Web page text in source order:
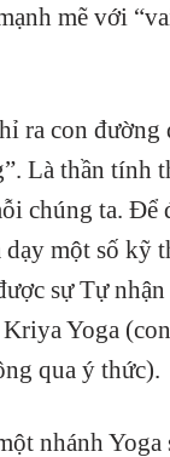
mẽ với
ra con đường
Là thần tính
chúng ta. Để
dạy một số kỹ
sự Tự
Yoga
qua ý thức).
nhánh Yoga